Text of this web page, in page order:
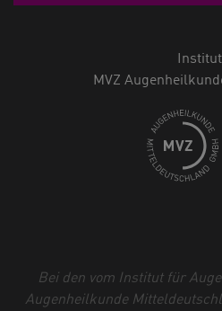
MVZ
Bei den vom Institut für
Augenheilkunde